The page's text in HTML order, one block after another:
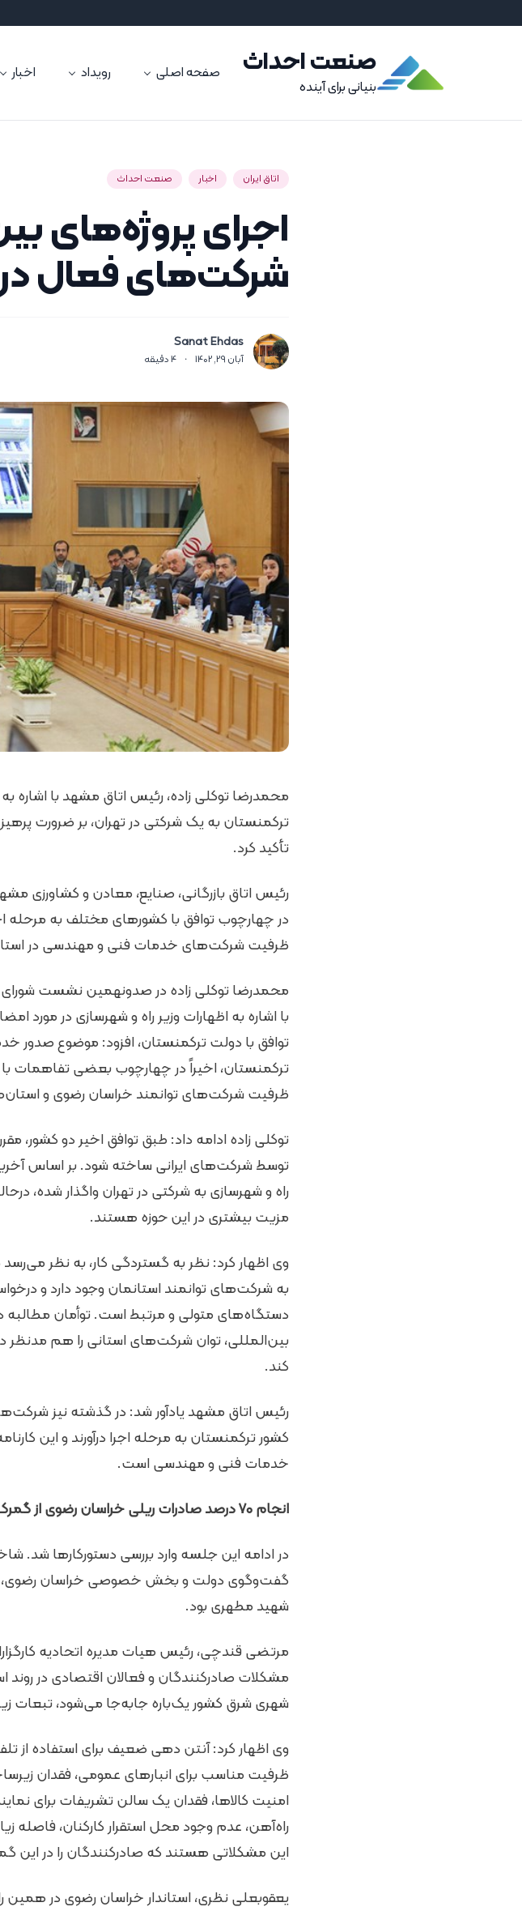
صنعت احداث
بنیانی برای آینده
صفحه اصلی رویداد اخبار
اتاق ایران اخبار صنعت احداث
اجرای پروژه‌های
شرکت‌های فعال در
Sanat Ehdas
آبان 29, 1402 ·
4دقیقه
محمدرضا توکلی زاده، رئیس اتاق مشهد با اشاره
ترکمنستان به یک شرکتی در تهران، بر ضرورت
تأکید کرد.
رئیس اتاق بازرگانی، صنایع، معادن و کشاورزی
در چهارچوب توافق با کشورهای مختلف به مرحله
ظرفیت شرکت‌های خدمات فنی و مهندسی در
محمدرضا توکلی زاده در صدونهمین نشست
توافق با دولت ترکمنستان، افزود: موضوع صدور
ترکمنستان، اخیراً در چهارچوب بعضی تفاهمات با
ظرفیت شرکت‌های توانمند خراسان رضوی و
توسط شرکت‌های ایرانی ساخته شود. بر اساس آخرین
راه و شهرسازی به شرکتی در تهران واگذار شده،
مزیت بیشتری در این حوزه هستند.
وی اظهار کرد: نظر به گستردگی کار، به نظر
به شرکت‌های توانمند استانمان وجود دارد و
دستگاه‌های متولی و مرتبط است. توأمان مطالبه
بین‌المللی، توان شرکت‌های استانی را هم مدنظر
کند.
رئیس اتاق مشهد یادآور شد: در گذشته نیز
کشور ترکمنستان به مرحله اجرا درآورند و این
خدمات فنی و مهندسی است.
انجام ۷۰ درصد صادرات ریلی خراسان رضوی از گمرک شهید مطهری
در ادامه این جلسه وارد بررسی دستورکارها
گفت‌وگوی دولت و بخش خصوصی خراسان رضوی،
شهید مطهری بود.
مرتضی قندچی، رئیس هیات مدیره اتحادیه
مشکلات صادرکنندگان و فعالان اقتصادی در
شهری شرق کشور یک‌باره جابه‌جا می‌شود، تبعات
وی اظهار کرد: آنتن دهی ضعیف برای استفاده از
ظرفیت مناسب برای انبارهای عمومی، فقدان
امنیت کالاها، فقدان یک سالن تشریفات برای
راه‌آهن، عدم وجود محل استقرار کارکنان، فاصله
این مشکلاتی هستند که صادرکنندگان را در این